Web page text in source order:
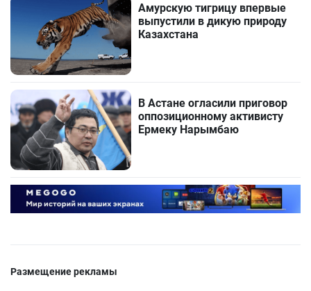
Амурскую тигрицу впервые
выпустили в дикую природу
Казахстана
В Астане огласили приговор
оппозиционному активисту
Ермеку Нарымбаю
Размещение рекламы